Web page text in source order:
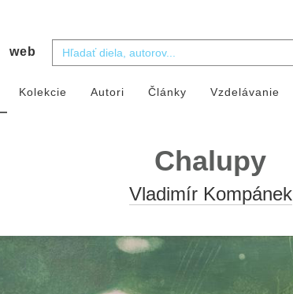
web
Kolekcie Autori Články Vzdelávanie
Chalupy
Vladimír Kompánek